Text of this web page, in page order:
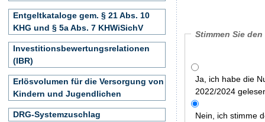
Stimmen Sie
Ja, ich habe die
2022/2024
Nein, ich stimme
Entgeltkataloge gem. § 21 Abs. 10
KHG und § 5a Abs. 7 KHWiSichV
Investitionsbewertungsrelationen
(IBR)
Erlösvolumen für die Versorgung von
Kindern und Jugendlichen
DRG-Systemzuschlag